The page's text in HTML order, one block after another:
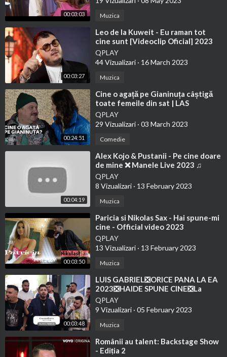
00:03:03 Muzica
00:03:27
⁣Leo de la Kuweit - Eu raman tot
cine sunt [Videoclip Oficial] 2023
QPLAY
44 Vizualizari · 16 March 2023
Muzica
00:24:51
⁣Cine o agață pe Gianinuța câștigă
toate femeile din sat | LAS
FIERBINȚI 2023
QPLAY
29 Vizualizari · 03 March 2023
Comedie
00:04:19
⁣Alex Kojo & Pustanii - Pe cine doare
de mine ❌ Manele Live 2023 ♫
@DanBursucMusic
QPLAY
8 Vizualizari · 13 February 2023
Muzica
00:03:50
⁣Paricia si Nikolas Sax - Hai spune-mi
cine - Official video 2023
QPLAY
13 Vizualizari · 13 February 2023
Muzica
00:03:48
⁣LUIS GABRIEL❎ORICE PANA LA EA
2023❎HAIDE SPUNE CINE❎La
Maria si Ion
QPLAY
9 Vizualizari · 05 February 2023
Muzica
⁣Românii au talent: Backstage Show
- Ediția 2